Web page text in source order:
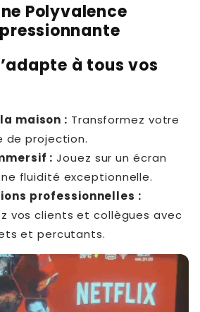
Polyvalence
à tous vos
maison : Transformez votre
de projection.
: Jouez sur un écran
fluidité exceptionnelle.
professionnelles :
vos clients et collègues avec
et percutants.